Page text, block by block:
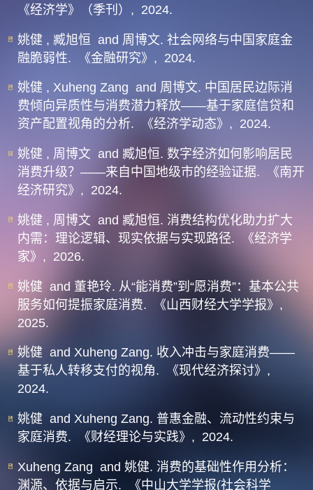
《经济学》（季刊）, 2024.
姚健 , 臧旭恒 and 周博文. 社会网络与中国家庭金
融脆弱性.
《金融研究》, 2024.
姚健 , Xuheng Zang and 周博文. 中国居民边际消
费倾向异质性与消费潜力释放——基于家庭信贷和
资产配置视角的分析.
《经济学动态》, 2024.
姚健 , 周博文 and 臧旭恒. 数字经济如何影响居民
消费升级？——来自中国地级市的经验证据.
《南开
经济研究》, 2024.
姚健 , 周博文 and 臧旭恒. 消费结构优化助力扩大
内需：理论逻辑、现实依据与实现路径.
《经济学
家》, 2026.
姚健 and 董艳玲. 从“能消费”到“愿消费”：基本公共
服务如何提振家庭消费.
《山西财经大学学报》,
2025.
姚健 and Xuheng Zang. 收入冲击与家庭消费——
基于私人转移支付的视角.
《现代经济探讨》,
2024.
姚健 and Xuheng Zang. 普惠金融、流动性约束与
家庭消费.
《财经理论与实践》, 2024.
Xuheng Zang and 姚健. 消费的基础性作用分析：
渊源、依据与启示.
《中山大学学报(社会科学